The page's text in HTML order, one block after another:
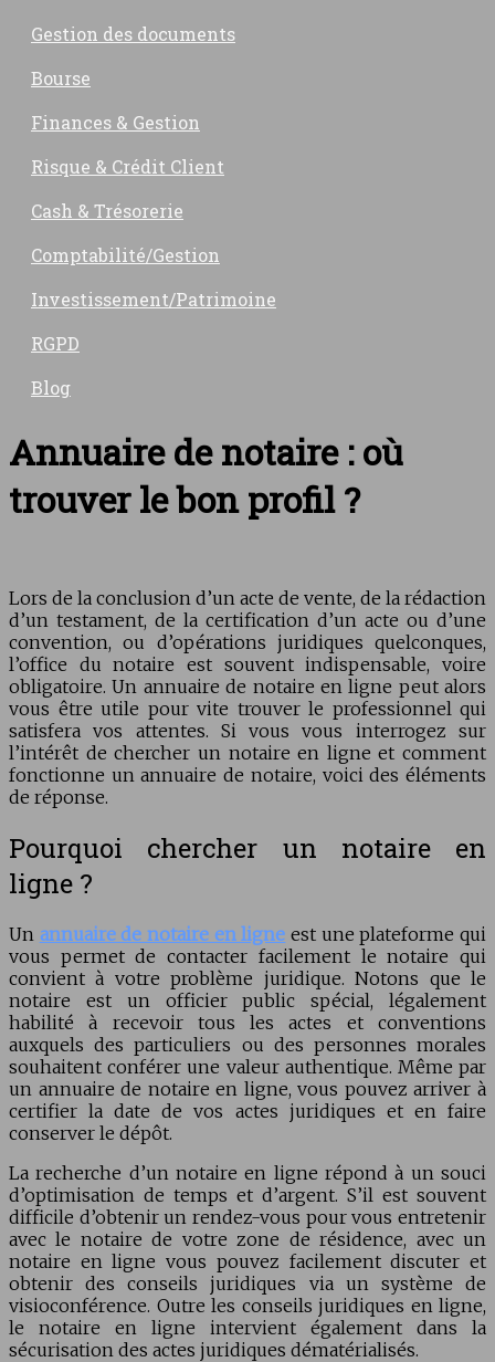
Gestion des documents
Bourse
Finances & Gestion
Risque & Crédit Client
Cash & Trésorerie
Comptabilité/Gestion
Investissement/Patrimoine
RGPD
Blog
Annuaire de notaire : où
trouver le bon profil ?
Lors de la conclusion d’un acte de vente, de la rédaction
d’un testament, de la certification d’un acte ou d’une
convention, ou d’opérations juridiques quelconques,
l’office du notaire est souvent indispensable, voire
obligatoire.Un annuaire de notaire en ligne peut alors
vous être utile pour vite trouver le professionnel qui
satisfera vos attentes. Si vous vous interrogez sur
l’intérêt de chercher un notaire en ligne et comment
fonctionne un annuaire de notaire, voici des éléments
de réponse.
Pourquoi chercher un notaire en
ligne ?
Un annuaire de notaire en ligne est une plateforme qui
vous permet de contacter facilement le notaire qui
convient à votre problème juridique. Notons que le
notaire est un officier public spécial, légalement
habilité à recevoir tous les actes et conventions
auxquels des particuliers ou des personnes morales
souhaitent conférer une valeur authentique. Même par
un annuaire de notaire en ligne, vous pouvez arriver à
certifier la date de vos actes juridiques et en faire
conserver le dépôt.
La recherche d’un notaire en ligne répond à un souci
d’optimisation de temps et d’argent. S’il est souvent
difficile d’obtenir un rendez-vous pour vous entretenir
avec le notaire de votre zone de résidence, avec un
notaire en ligne vous pouvez facilement discuter et
obtenir des conseils juridiques via un système de
visioconférence. Outre les conseils juridiques en ligne,
le notaire en ligne intervient également dans la
sécurisation des actes juridiques dématérialisés.